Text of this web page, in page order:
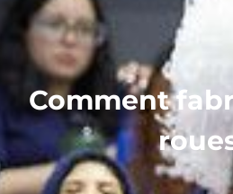
Comment